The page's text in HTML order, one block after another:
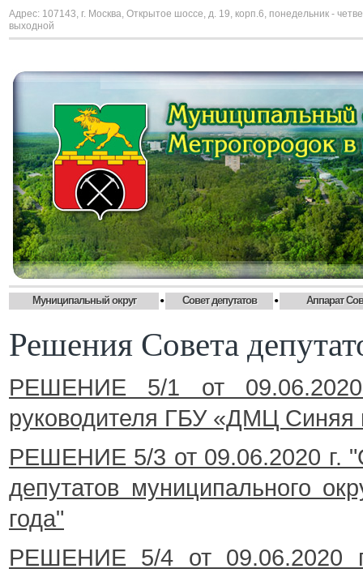
Адрес: 107143, г. Москва, Открытое шоссе, д. 19, корп.6, понедельник -
выходной
Муниципальный округ • Совет депутатов • Аппарат
Решения Совета
РЕШЕНИЕ 5/1 от
руководителя ГБУ «ДМЦ Синяя
РЕШЕНИЕ 5/3 от 09.06.2020 г.
депутатов муниципального
года"
РЕШЕНИЕ 5/4 от 09.06.2020